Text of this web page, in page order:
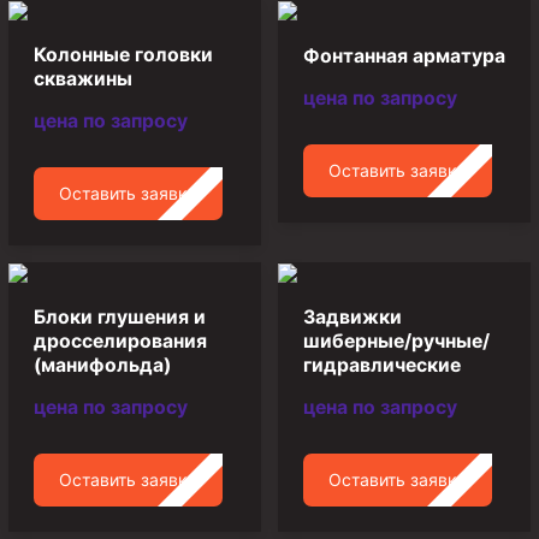
Циркуляционные системы и оборудование для
Технологическая оснастка обсадных колонн
Патрубки цементировочные ПЦ
Головки цементировочные универсальные
Устройство экранирующее для цементирования
Разъединители резьбовые РР
Переводники
Кольца ограничительные ПЦ и ЦЦ
Краны шаровые и пробковые
Колонные головки
скважины
цена по запросу
Оставить заявку
Фонтанная арматура
цена по запросу
Оставить заявку
Блоки глушения и
дросселирования
(манифольда)
цена по запросу
Оставить заявку
Задвижки
шиберные/ручные/
гидравлические
цена по запросу
Оставить заявку